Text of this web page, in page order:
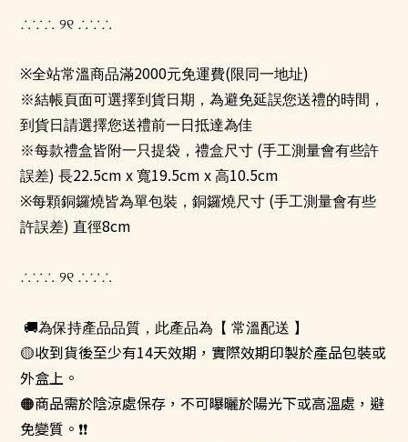
∴∵∴ ୨୧ ∴∵∴
※全站常溫商品滿2000元免運費(限同一地址)
※結帳頁面可選擇到貨日期，為避免延誤您送禮的時間，
到貨日請選擇您送禮前一日抵達為佳
※每款禮盒皆附一只提袋，禮盒尺寸 (手工測量會有些許
誤差) 長22.5cm x 寬19.5cm x 高10.5cm
※每顆銅鑼燒皆為單包裝，銅鑼燒尺寸 (手工測量會有些
許誤差) 直徑8cm
∴∵∴ ୨୧ ∴∵∴
🚚為保持產品品質，此產品為【 常溫配送 】
🟡收到貨後至少有14天效期，實際效期印製於產品包裝或
外盒上。
🟠商品需於陰涼處保存，不可曝曬於陽光下或高溫處，避
免變質。❗❗